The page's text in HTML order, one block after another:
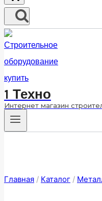
1 Техно
Интернет магазин
Главная / Каталог /